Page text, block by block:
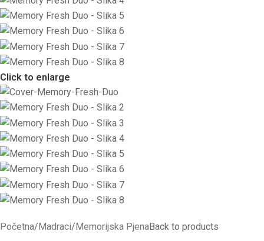
Click to enlarge
Početna/Madraci/Memorijska PjenaBack to products